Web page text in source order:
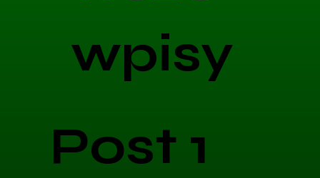
wpisy
Post 1